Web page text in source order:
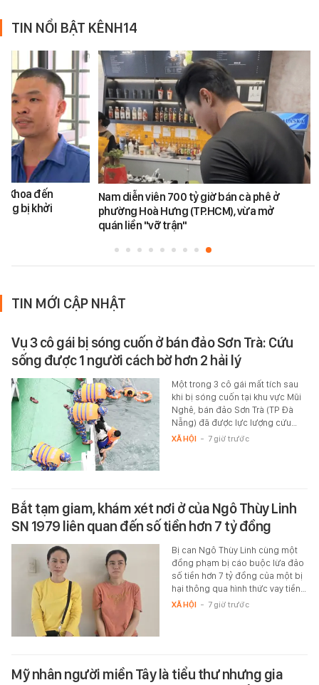
TIN NỔI BẬT KÊNH14
Khoa đến
bị khởi
Nam diễn viên 700 tỷ giờ bán cà phê ở
phường Hoà Hưng (TP.HCM), vừa mở
quán liền "vỡ trận"
TIN MỚI CẬP NHẬT
Vụ 3 cô gái bị sóng cuốn ở bán đảo Sơn Trà: Cứu
sống được 1 người cách bờ hơn 2 hải lý
Một trong 3 cô gái mất tích sau
khi bị sóng cuốn tại khu vực Mũi
Nghê, bán đảo Sơn Trà (TP Đà
Nẵng) đã được lực lượng cứu…
XÃ HỘI - 7 giờ trước
Bắt tạm giam, khám xét nơi ở của Ngô Thùy Linh
SN 1979 liên quan đến số tiền hơn 7 tỷ đồng
Bị can Ngô Thùy Linh cùng một
đồng phạm bị cáo buộc lừa đảo
số tiền hơn 7 tỷ đồng của một bị
hại thông qua hình thức vay tiền…
XÃ HỘI - 7 giờ trước
Mỹ nhân người miền Tây là tiểu thư nhưng gia